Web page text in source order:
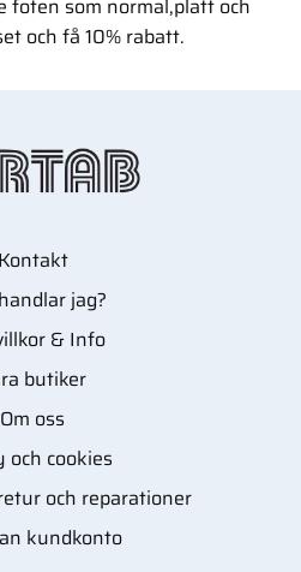
foten som normal,platt och
och få 10% rabatt.
Kontakt
jag?
& Info
butiker
Om oss
och cookies
och reparationer
kundkonto